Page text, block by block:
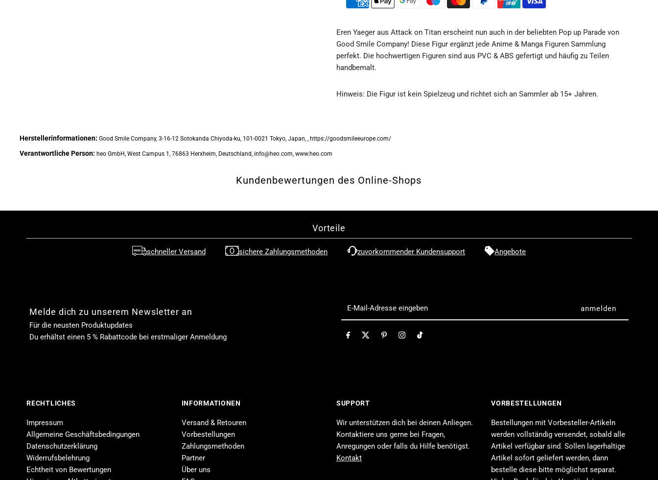
on
Titan
Pop
Figur
Company)
on
Titan
Figur
Company)
Eren Yaeger aus Attack on Titan erscheint nun auch in der beliebten Pop up Parade von
Good Smile Company! Diese Figur ergänzt jede Anime & Manga Figuren Sammlung
perfekt. Die hochwertigen Figuren sind aus PVC & ABS gefertigt und häufig zu Teilen
handbemalt.
Hinweis: Die Figur ist kein Spielzeug und richtet sich an Sammler ab 15+ Jahren.
Herstellerinformationen:Good Smile Company, 3-16-12 Sotokanda Chiyoda-ku, 101-0021 Tokyo, Japan, , https://goodsmileeurope.com/
Verantwortliche Person:heo GmbH, West Campus 1, 76863 Herxheim, Deutschland, info@heo.com, www.heo.com
Kundenbewertungen des Online-Shops
Vorteile
schneller Versand sichere Zahlungsmethoden zuvorkommender Kundensupport Angebote
Melde dich zu unserem Newsletter an
Für die neusten Produktupdates
Du erhältst einen 5 % Rabattcode bei erstmaliger Anmeldung
eingeben
RECHTLICHES
Impressum
Allgemeine Geschäftsbedingungen
Datenschutzerklärung
Widerrufsbelehrung
Echtheit von Bewertungen
INFORMATIONEN
Versand & Retouren
Vorbestellungen
Zahlungsmethoden
Partner
Über uns
SUPPORT
Wir unterstützen dich bei deinen Anliegen.
Kontaktiere uns gerne bei Fragen,
Anregungen oder falls du Hilfe benötigst.
Kontakt
VORBESTELLUNGEN
Bestellungen mit Vorbesteller-Artikeln
werden vollständig versendet, sobald alle
Artikel verfügbar sind. Sollen lagerhaltige
Artikel sofort geliefert werden, dann
bestelle diese bitte möglichst separat.